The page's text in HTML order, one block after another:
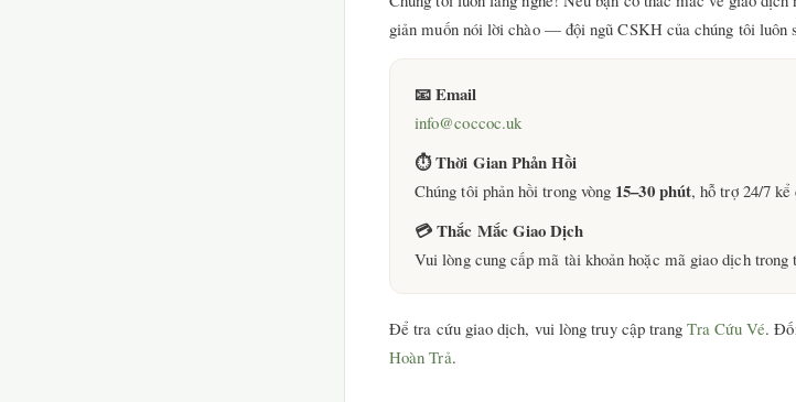
giản muốn nói lời chào — đội ngũ CSKH của chúng tôi luôn
📧 Email
info@coccoc.uk
⏱ Thời Gian Phản Hồi
Chúng tôi phản hồi trong vòng 15–30 phút, hỗ trợ 24/7
💳 Thắc Mắc Giao Dịch
Vui lòng cung cấp mã tài khoản hoặc mã giao dịch trong
Để tra cứu giao dịch, vui lòng truy cập trangTra Cứu Vé.
Hoàn Trả.